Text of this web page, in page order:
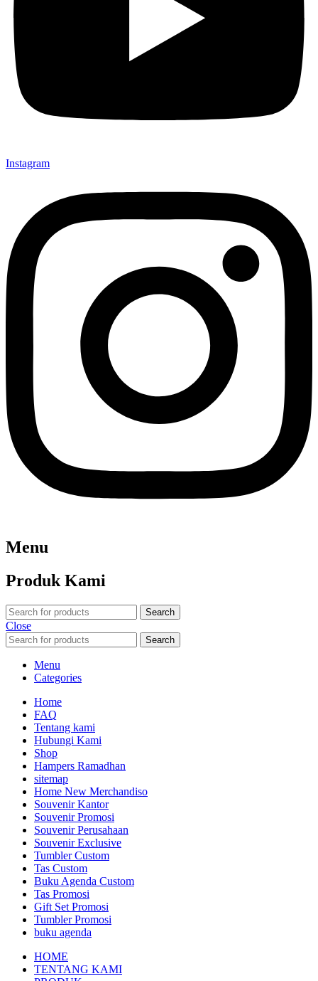
Instagram
Menu
Produk Kami
Search
Close
Search
Menu
Categories
Home
FAQ
Tentang kami
Hubungi Kami
Shop
Hampers Ramadhan
sitemap
Home New Merchandiso
Souvenir Kantor
Souvenir Promosi
Souvenir Perusahaan
Souvenir Exclusive
Tumbler Custom
Tas Custom
Buku Agenda Custom
Tas Promosi
Gift Set Promosi
Tumbler Promosi
buku agenda
HOME
TENTANG KAMI